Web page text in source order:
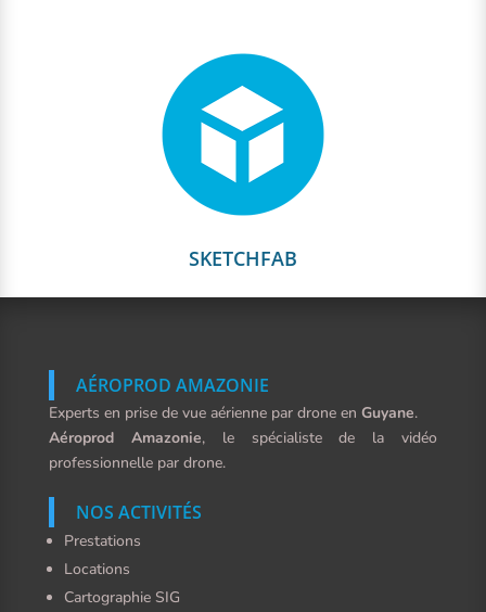
SKETCHFAB
AÉROPROD AMAZONIE
Experts en prise de vue aérienne par drone en Guyane.
Aéroprod Amazonie, le spécialiste de la vidéo
professionnelle par drone.
NOS ACTIVITÉS
Prestations
Locations
Cartographie SIG